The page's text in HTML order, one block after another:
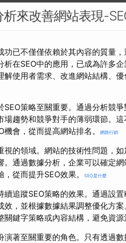
來改善網站表現-
已不僅僅依賴於其內容的質量
在SEO中的應用，已成為許多
解使用者需求、改進網站結構、
策略至關重要。通過分析競
場趨勢和競爭對手的薄弱環節。
會，從而提高網站排名。
網路行銷
視的領域。網站的技術性問題，
通過數據分析，企業可以確定
從而提升SEO效果。
SEO是什麼
追蹤SEO策略的效果。通過設
效，並根據數據結果調整優化方
鍵字策略或內容結構，避免資源
演著至關重要的角色。只有透過